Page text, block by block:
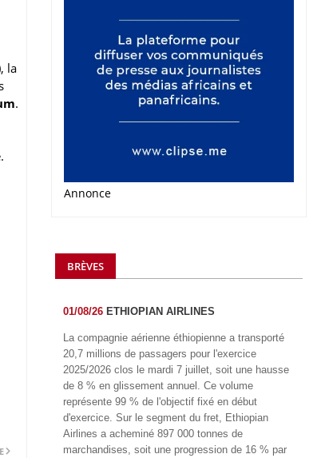
la
.
Annonce
BRÈVES
01/08/26 ETHIOPIAN AIRLINES
La compagnie aérienne éthiopienne a transporté
20,7 millions de passagers pour l'exercice
2025/2026 clos le mardi 7 juillet, soit une hausse
de 8 % en glissement annuel. Ce volume
représente 99 % de l'objectif fixé en début
d'exercice. Sur le segment du fret, Ethiopian
Airlines a acheminé 897 000 tonnes de
marchandises, soit une progression de 16 % par